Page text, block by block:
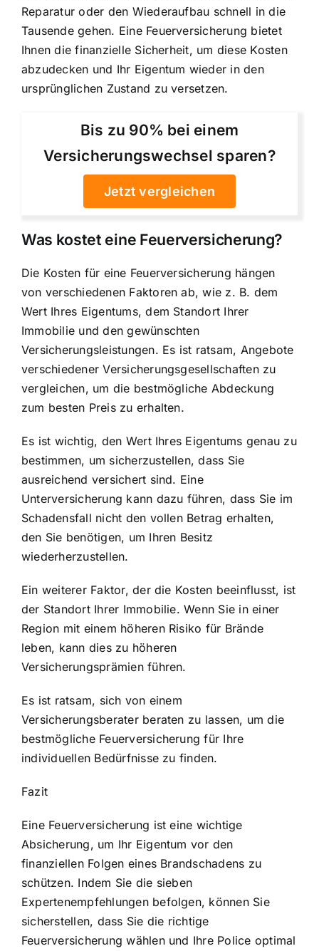
Reparatur oder den Wiederaufbau schnell in die
Tausende gehen. Eine Feuerversicherung bietet
Ihnen die finanzielle Sicherheit, um diese Kosten
abzudecken und Ihr Eigentum wieder in den
ursprünglichen Zustand zu versetzen.
Bis zu 90% bei einem
Versicherungswechsel sparen?
Jetzt vergleichen
Was kostet eine Feuerversicherung?
Die Kosten für eine Feuerversicherung hängen
von verschiedenen Faktoren ab, wie z. B. dem
Wert Ihres Eigentums, dem Standort Ihrer
Immobilie und den gewünschten
Versicherungsleistungen. Es ist ratsam, Angebote
verschiedener Versicherungsgesellschaften zu
vergleichen, um die bestmögliche Abdeckung
zum besten Preis zu erhalten.
Es ist wichtig, den Wert Ihres Eigentums genau zu
bestimmen, um sicherzustellen, dass Sie
ausreichend versichert sind. Eine
Unterversicherung kann dazu führen, dass Sie im
Schadensfall nicht den vollen Betrag erhalten,
den Sie benötigen, um Ihren Besitz
wiederherzustellen.
Ein weiterer Faktor, der die Kosten beeinflusst, ist
der Standort Ihrer Immobilie. Wenn Sie in einer
Region mit einem höheren Risiko für Brände
leben, kann dies zu höheren
Versicherungsprämien führen.
Es ist ratsam, sich von einem
Versicherungsberater beraten zu lassen, um die
bestmögliche Feuerversicherung für Ihre
individuellen Bedürfnisse zu finden.
Fazit
Eine Feuerversicherung ist eine wichtige
Absicherung, um Ihr Eigentum vor den
finanziellen Folgen eines Brandschadens zu
schützen. Indem Sie die sieben
Expertenempfehlungen befolgen, können Sie
sicherstellen, dass Sie die richtige
Feuerversicherung wählen und Ihre Police optimal